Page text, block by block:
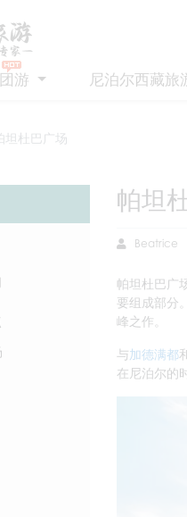
游 尼泊尔西藏旅
坦杜巴广场
帕坦
Beatrice
帕坦杜巴广
要组成部分
峰之作。
与加德满都
在尼泊尔的